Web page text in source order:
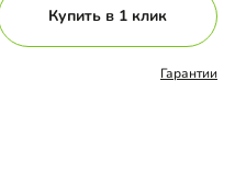
Купить в 1 клик
Гарантии